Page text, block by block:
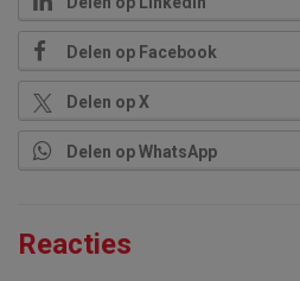
Delen op Facebook
Delen op X
Delen op WhatsApp
Reacties